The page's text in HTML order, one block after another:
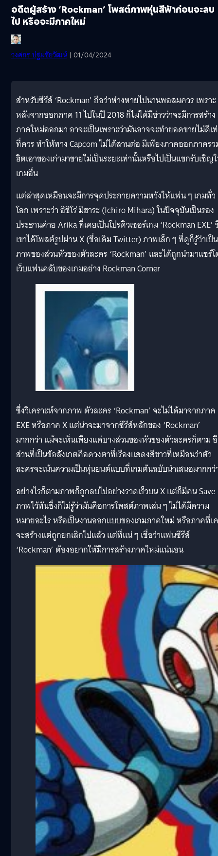
อดีตผู้สร้าง ‘Rockman’ โพสต์ภาพหุ่นสีฟ้าก่อนจะลบ
ไป หรือจะมีภาคใหม่
วงศกร ปฐมชัยวัฒน์ | 01/04/2024
สำหรับซีรีส์ ‘Rockman’ ถือว่าห่างหายไปนานพอสมควร เพราะ
หลังจากออกภาค 11 ไปในปี 2018 ก็ไม่ได้มีข่าวว่าจะมีการสร้าง
ภาคใหม่ออกมา อาจะเป็นเพราะว่ามันอาจจะทำยอดขายไม่ดีเ
ที่ควร ทำให้ทาง Capcom ไม่ได้สานต่อ มีเพียงภาคออกภาคร
ฮิตเอาของเก่ามาขายใม่เป็นระยะเท่านั้นหรือไปเป็นแขกรับเชิญ
เกมอื่น
แต่ล่าสุดเหมือนจะมีการจุดประกายความหวังให้แฟน ๆ เกมทั่ว
โลก เพราะว่า อิชิโร่ มิฮาระ (Ichiro Mihara) ในปัจจุบันเป็นรอง
ประธานค่าย Arika ที่เคยเป็นโปรดิวเซอร์เกม ‘Rockman EXE’
เขาได้โพสต์รูปผ่าน X (ชื่อเดิม Twitter) ภาพเล็ก ๆ ที่ดูก็รู้ว่าเป็น
ภาพของส่วนหัวของตัวละคร ‘Rockman’ และได้ถูกนำมาแชร์
เว็บแฟนคลับของเกมอย่าง Rockman Corner
ซึ่งวิเคราะห์จากภาพ ตัวละคร ‘Rockman’ จะไม่ได้มาจากภาค
EXE หรือภาค X แต่น่าจะมาจากซีรีส์หลักของ ‘Rockman’
มากกว่า แม้จะเห็นเพียงแค่บางส่วนของหัวของตัวละครก็ตาม
ส่วนที่เป็นข้อสังเกตคือดวงตาที่เรืองแสดงสีขาวที่เหมือนว่าตัว
ละครจะเน้นความเป็นหุ่นยนต์แบบที่เกมต้นฉบับนำเสนอมากกว่
อย่างไรก็ตามภาพก็ถูกลบไปอย่างรวดเร็วบน X แต่ก็มีคน Save
ภาพไว้ทันซึ่งก็ไม่รู้ว่ามันคือการโพสต์ภาพเล่น ๆ ไม่ได้มีความ
หมายอะไร หรือเป็นงานออกแบบของเกมภาคใหม่ หรือภาคที่เ
จะสร้างแต่ถูกยกเลิกไปแล้ว แต่ที่แน่ ๆ เชื่อว่าแฟนซีรีส์
‘Rockman’ ต้องอยากให้มีการสร้างภาคใหม่แน่นอน